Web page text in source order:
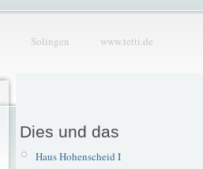
Solingen www.tetti.de
Dies und das
Haus Hohenscheid I